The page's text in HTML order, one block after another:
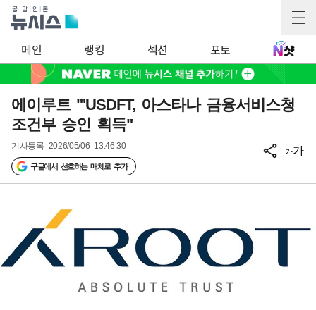
메인 랭킹 섹션 포토
에이루트 "'USDFT, 아스타나 금융서비스청
조건부 승인 획득"
기사등록 2026/05/06 13:46:30
구글에서 선호하는 매체로 추가
가가